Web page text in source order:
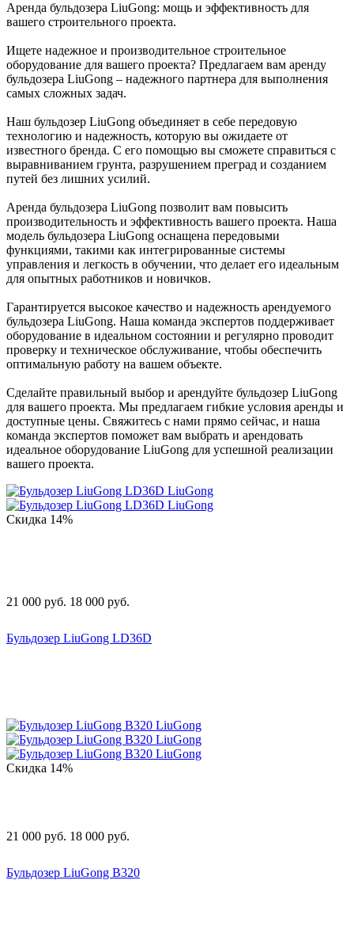
Аренда бульдозера LiuGong: мощь и эффективность для
вашего строительного проекта.
Ищете надежное и производительное строительное
оборудование для вашего проекта? Предлагаем вам аренду
бульдозера LiuGong – надежного партнера для выполнения
самых сложных задач.
Наш бульдозер LiuGong объединяет в себе передовую
технологию и надежность, которую вы ожидаете от
известного бренда. С его помощью вы сможете справиться с
выравниванием грунта, разрушением преград и созданием
путей без лишних усилий.
Аренда бульдозера LiuGong позволит вам повысить
производительность и эффективность вашего проекта. Наша
модель бульдозера LiuGong оснащена передовыми
функциями, такими как интегрированные системы
управления и легкость в обучении, что делает его идеальным
для опытных работников и новичков.
Гарантируется высокое качество и надежность арендуемого
бульдозера LiuGong. Наша команда экспертов поддерживает
оборудование в идеальном состоянии и регулярно проводит
проверку и техническое обслуживание, чтобы обеспечить
оптимальную работу на вашем объекте.
Сделайте правильный выбор и арендуйте бульдозер LiuGong
для вашего проекта. Мы предлагаем гибкие условия аренды и
доступные цены. Свяжитесь с нами прямо сейчас, и наша
команда экспертов поможет вам выбрать и арендовать
идеальное оборудование LiuGong для успешной реализации
вашего проекта.
Скидка 14%
21 000 руб. 18 000 руб.
Бульдозер LiuGong LD36D
Скидка 14%
21 000 руб. 18 000 руб.
Бульдозер LiuGong B320